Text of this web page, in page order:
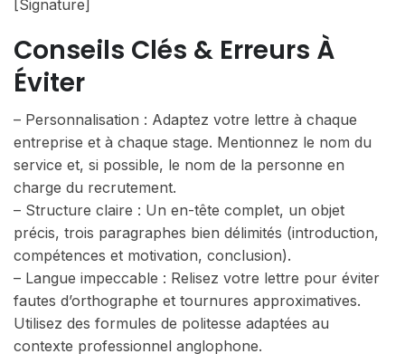
[Signature]
Conseils Clés & Erreurs À
Éviter
– Personnalisation : Adaptez votre lettre à chaque
entreprise et à chaque stage. Mentionnez le nom du
service et, si possible, le nom de la personne en
charge du recrutement.
– Structure claire : Un en-tête complet, un objet
précis, trois paragraphes bien délimités (introduction,
compétences et motivation, conclusion).
– Langue impeccable : Relisez votre lettre pour éviter
fautes d’orthographe et tournures approximatives.
Utilisez des formules de politesse adaptées au
contexte professionnel anglophone.